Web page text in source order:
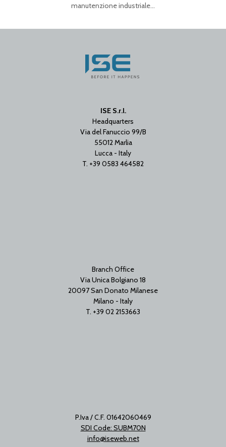
manutenzione industriale…
ISE S.r.l.
Headquarters
Via del Fanuccio 99/B
55012 Marlia
Lucca - Italy
T. +39 0583 464582
Branch Office
Via Unica Bolgiano 18
20097 San Donato Milanese
Milano - Italy
T. +39 02 2153663
P.Iva / C.F. 01642060469
SDI Code: SUBM70N
info@iseweb.net